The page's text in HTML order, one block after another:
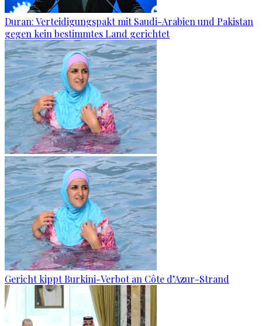
Duran: Verteidigungspakt mit Saudi-Arabien und Pakistan
gegen kein bestimmtes Land gerichtet
Gericht kippt Burkini-Verbot an Côte d’Azur-Strand